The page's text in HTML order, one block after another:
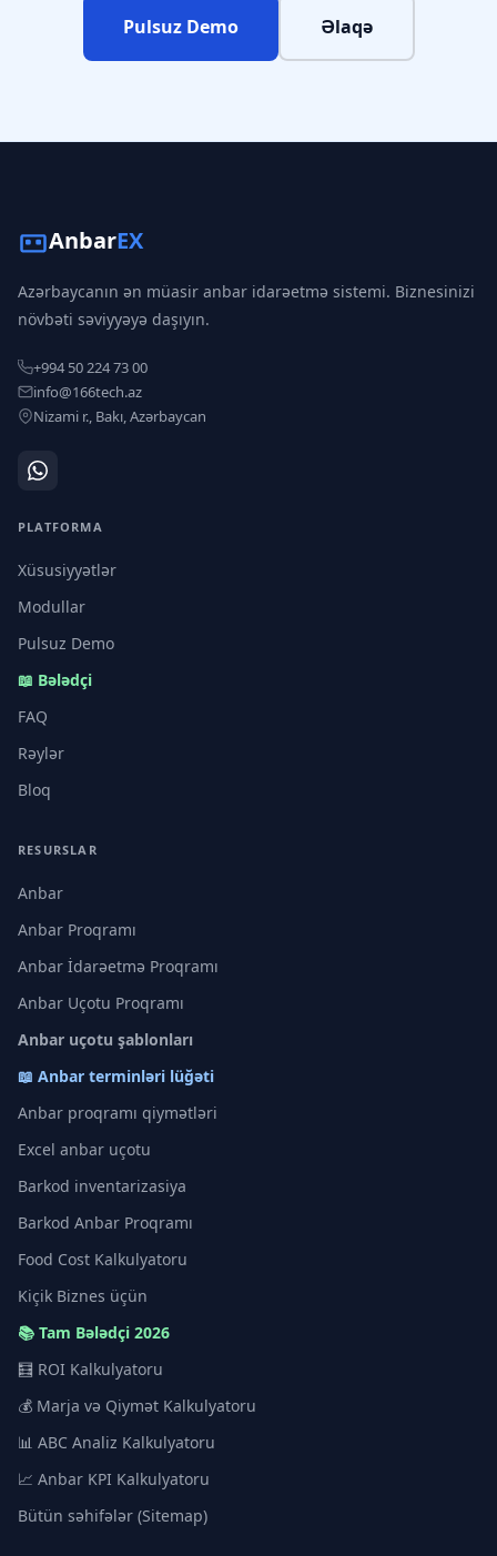
Pulsuz Demo Əlaqə
AnbarEX
Azərbaycanın ən müasir anbar idarəetmə sistemi. Biznesinizi
növbəti səviyyəyə daşıyın.
+994 50 224 73 00
info@166tech.az
Nizami r., Bakı, Azərbaycan
PLATFORMA
Xüsusiyyətlər
Modullar
Pulsuz Demo
📖 Bələdçi
FAQ
Rəylər
Bloq
RESURSLAR
Anbar
Anbar Proqramı
Anbar İdarəetmə Proqramı
Anbar Uçotu Proqramı
Anbar uçotu şablonları
📖 Anbar terminləri lüğəti
Anbar proqramı qiymətləri
Excel anbar uçotu
Barkod inventarizasiya
Barkod Anbar Proqramı
Food Cost Kalkulyatoru
Kiçik Biznes üçün
📚 Tam Bələdçi 2026
🧮 ROI Kalkulyatoru
💰 Marja və Qiymət Kalkulyatoru
📊 ABC Analiz Kalkulyatoru
📈 Anbar KPI Kalkulyatoru
Bütün səhifələr (Sitemap)